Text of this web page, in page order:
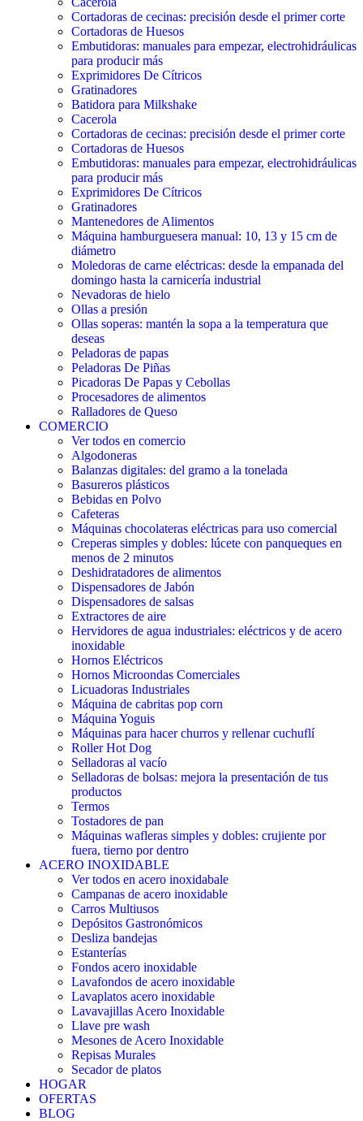
Cortadoras de cecinas: precisión desde el primer corte
Cortadoras de Huesos
Embutidoras: manuales para empezar, electrohidráulicas
para producir más
Exprimidores De Cítricos
Gratinadores
Batidora para Milkshake
Cacerola
Cortadoras de cecinas: precisión desde el primer corte
Cortadoras de Huesos
Embutidoras: manuales para empezar, electrohidráulicas
para producir más
Exprimidores De Cítricos
Gratinadores
Mantenedores de Alimentos
Máquina hamburguesera manual: 10, 13 y 15 cm de
diámetro
Moledoras de carne eléctricas: desde la empanada del
domingo hasta la carnicería industrial
Nevadoras de hielo
Ollas a presión
Ollas soperas: mantén la sopa a la temperatura que
deseas
Peladoras de papas
Peladoras De Piñas
Picadoras De Papas y Cebollas
Procesadores de alimentos
Ralladores de Queso
COMERCIO
Ver todos en comercio
Algodoneras
Balanzas digitales: del gramo a la tonelada
Basureros plásticos
Bebidas en Polvo
Cafeteras
Máquinas chocolateras eléctricas para uso comercial
Creperas simples y dobles: lúcete con panqueques en
menos de 2 minutos
Deshidratadores de alimentos
Dispensadores de Jabón
Dispensadores de salsas
Extractores de aire
Hervidores de agua industriales: eléctricos y de acero
inoxidable
Hornos Eléctricos
Hornos Microondas Comerciales
Licuadoras Industriales
Máquina de cabritas pop corn
Máquina Yoguis
Máquinas para hacer churros y rellenar cuchuflí
Roller Hot Dog
Selladoras al vacío
Selladoras de bolsas: mejora la presentación de tus
productos
Termos
Tostadores de pan
Máquinas wafleras simples y dobles: crujiente por
fuera, tierno por dentro
ACERO INOXIDABLE
Ver todos en acero inoxidabale
Campanas de acero inoxidable
Carros Multiusos
Depósitos Gastronómicos
Desliza bandejas
Estanterías
Fondos acero inoxidable
Lavafondos de acero inoxidable
Lavaplatos acero inoxidable
Lavavajillas Acero Inoxidable
Llave pre wash
Mesones de Acero Inoxidable
Repisas Murales
Secador de platos
HOGAR
OFERTAS
BLOG